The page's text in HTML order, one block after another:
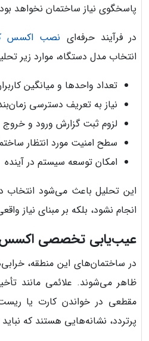
پاسخگوی نیاز ساختمان نخواهد
در فرآیند حرفه‌ای نصب اکسس
انتخاب مدل دستگاه، موارد زیر
تعداد واحدها و میانگین
نیاز به تعریف دسترسی
لزوم ثبت گزارش ورود و خروج
سطح امنیت مورد انتظار
امکان توسعه سیستم در آینده
این تحلیل باعث می‌شود انتخاب
انجام نشود، بلکه بر مبنای نیاز
عیب‌یابی تخصصی اکسس
در ساختمان‌های این منطقه،
ظاهر می‌شوند. علائمی مانند
مقطعی در خواندن کارت یا
پرتردد، نشانه‌هایی هستند که